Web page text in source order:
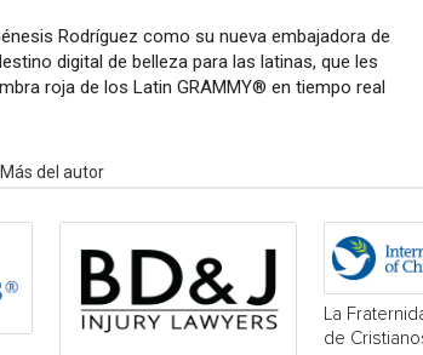
Rodríguez como su nueva embajadora de
digital de belleza para las latinas, que les
roja de los Latin GRAMMY® en tiempo real
Más del autor
La
de